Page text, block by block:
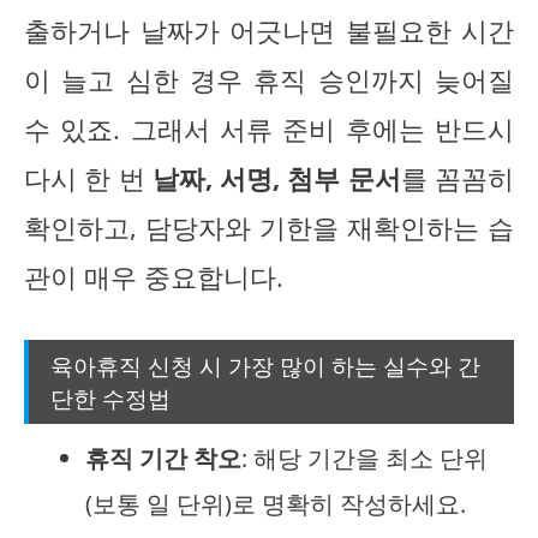
출하거나 날짜가 어긋나면 불필요한 시간
이 늘고 심한 경우 휴직 승인까지 늦어질
수 있죠. 그래서 서류 준비 후에는 반드시
다시 한 번 날짜, 서명, 첨부 문서를 꼼꼼히
확인하고, 담당자와 기한을 재확인하는 습
관이 매우 중요합니다.
육아휴직 신청 시 가장 많이 하는 실수와 간
단한 수정법
휴직 기간 착오: 해당 기간을 최소 단위
(보통 일 단위)로 명확히 작성하세요.